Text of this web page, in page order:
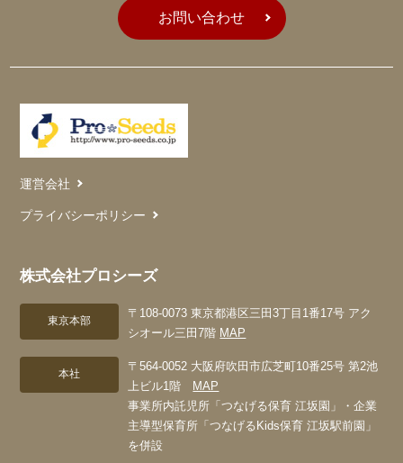
お問い合わせ
運営会社
プライバシーポリシー
株式会社プロシーズ
東京本部
〒108-0073 東京都港区三田3丁目1番17号 アク
シオール三田7階 MAP
本社
〒564-0052 大阪府吹田市広芝町10番25号 第2池
上ビル1階
MAP
事業所内託児所「つなげる保育 江坂園」・企業
主導型保育所「つなげるKids保育 江坂駅前園」
を併設